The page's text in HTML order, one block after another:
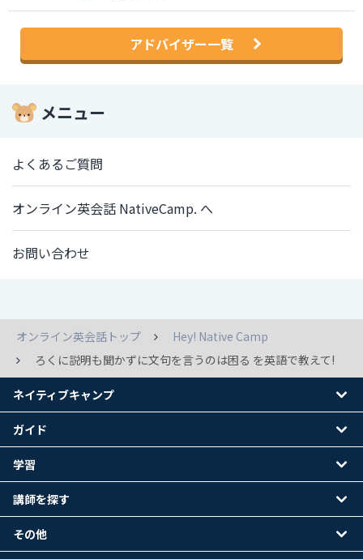
アドバイザー一覧
メニュー
よくあるご質問
オンライン英会話 NativeCamp. へ
お問い合わせ
オンライン英会話トップ
Hey! Native Camp
ろくに説明も聞かずに文句を言うのは困る を英語で教えて!
ネイティブキャンプ
ガイド
学習
講師を探す
その他